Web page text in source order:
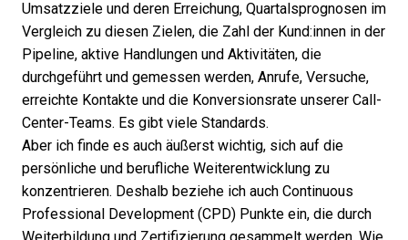
Umsatzziele und deren Erreichung, Quartalsprognosen im
Vergleich zu diesen Zielen, die Zahl der Kund:innen in der
Pipeline, aktive Handlungen und Aktivitäten, die
durchgeführt und gemessen werden, Anrufe, Versuche,
erreichte Kontakte und die Konversionsrate unserer Call-
Center-Teams. Es gibt viele Standards.
Aber ich finde es auch äußerst wichtig, sich auf die
persönliche und berufliche Weiterentwicklung zu
konzentrieren. Deshalb beziehe ich auch Continuous
Professional Development (CPD) Punkte ein, die durch
Weiterbildung und Zertifizierung gesammelt werden. Wie